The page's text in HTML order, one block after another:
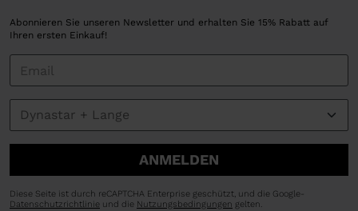
Abonnieren Sie unseren Newsletter und erhalten Sie 15% Rabatt auf
Ihren ersten Einkauf!
ANMELDEN
Diese Seite ist durch reCAPTCHA Enterprise geschützt, und die Google-
Datenschutzrichtlinie und die Nutzungsbedingungen gelten.